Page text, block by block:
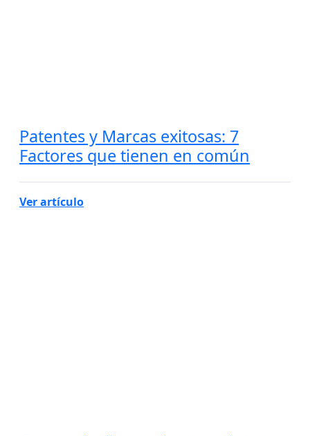
Patentes y Marcas exitosas: 7
Factores que tienen en común
Ver artículo